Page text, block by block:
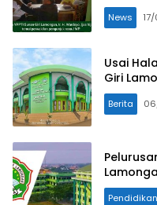
News
Usai
Giri
Berita
Pendidikan